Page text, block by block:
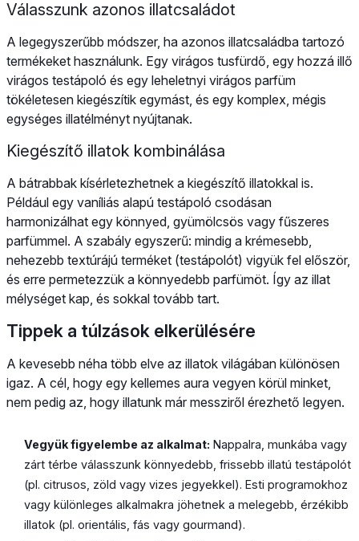
Válasszunk azonos illatcsaládot
A legegyszerűbb módszer, ha azonos illatcsaládba tartozó
termékeket használunk. Egy virágos tusfürdő, egy hozzá illő
virágos testápoló és egy leheletnyi virágos parfüm
tökéletesen kiegészítik egymást, és egy komplex, mégis
egységes illatélményt nyújtanak.
Kiegészítő illatok kombinálása
A bátrabbak kísérletezhetnek a kiegészítő illatokkal is.
Például egy vaníliás alapú testápoló csodásan
harmonizálhat egy könnyed, gyümölcsös vagy fűszeres
parfümmel. A szabály egyszerű: mindig a krémesebb,
nehezebb textúrájú terméket (testápolót) vigyük fel először,
és erre permetezzük a könnyedebb parfümöt. Így az illat
mélységet kap, és sokkal tovább tart.
Tippek a túlzások elkerülésére
A kevesebb néha több elve az illatok világában különösen
igaz. A cél, hogy egy kellemes aura vegyen körül minket,
nem pedig az, hogy illatunk már messziről érezhető legyen.
Vegyük figyelembe az alkalmat: Nappalra, munkába vagy
zárt térbe válasszunk könnyedebb, frissebb illatú testápolót
(pl. citrusos, zöld vagy vizes jegyekkel). Esti programokhoz
vagy különleges alkalmakra jöhetnek a melegebb, érzékibb
illatok (pl. orientális, fás vagy gourmand).